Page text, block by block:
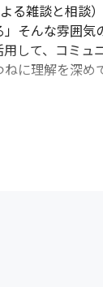
雑談と相談
そんな雰囲気
して、コミュ
に理解を深め